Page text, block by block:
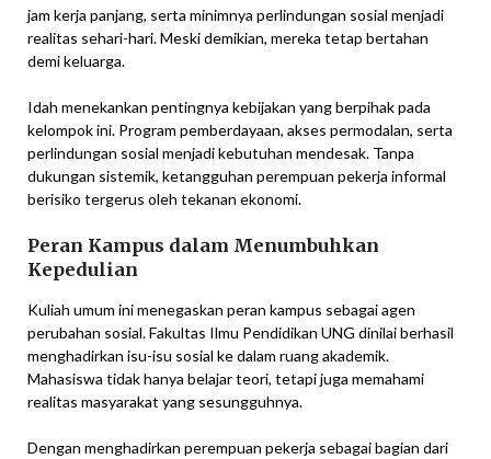
jam kerja panjang, serta minimnya perlindungan sosial menjadi
realitas sehari-hari. Meski demikian, mereka tetap bertahan
demi keluarga.
Idah menekankan pentingnya kebijakan yang berpihak pada
kelompok ini. Program pemberdayaan, akses permodalan, serta
perlindungan sosial menjadi kebutuhan mendesak. Tanpa
dukungan sistemik, ketangguhan perempuan pekerja informal
berisiko tergerus oleh tekanan ekonomi.
Peran Kampus dalam Menumbuhkan
Kepedulian
Kuliah umum ini menegaskan peran kampus sebagai agen
perubahan sosial. Fakultas Ilmu Pendidikan UNG dinilai berhasil
menghadirkan isu-isu sosial ke dalam ruang akademik.
Mahasiswa tidak hanya belajar teori, tetapi juga memahami
realitas masyarakat yang sesungguhnya.
Dengan menghadirkan perempuan pekerja sebagai bagian dari